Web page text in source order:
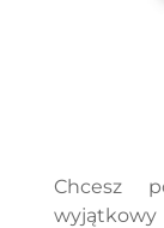
Chcesz
wyjątkowy